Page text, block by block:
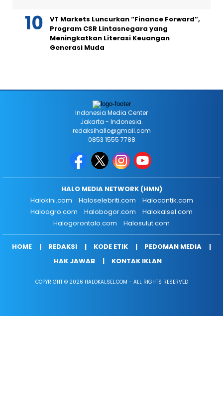
VT Markets Luncurkan “Finance Forward”,
Program CSR Lintasnegara yang
Meningkatkan Literasi Keuangan
Generasi Muda
Indonesia Media Center
Jakarta - Indonesia.
redaksihallo@gmail.com
0853 1555 7788
HALO MEDIA NETWORK (HMN)
Halokini.com
Haloselebriti.com
Halocantik.com
Haloagro.com
Halobogor.com
Halokalsel.com
Halogorontalo.com
Halosulut.com
HOME REDAKSI KODE ETIK
PEDOMAN MEDIA
HAK JAWAB
KONTAK IKLAN
COPYRIGHT © 2026 HALOKALSEL.COM - ALL RIGHTS RESERVED